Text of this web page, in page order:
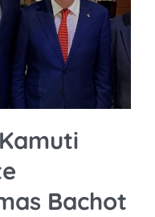
Bachot